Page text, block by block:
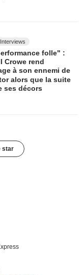
folle" :
Crowe rend
à son ennemi de
alors que la suite
ses décors
star